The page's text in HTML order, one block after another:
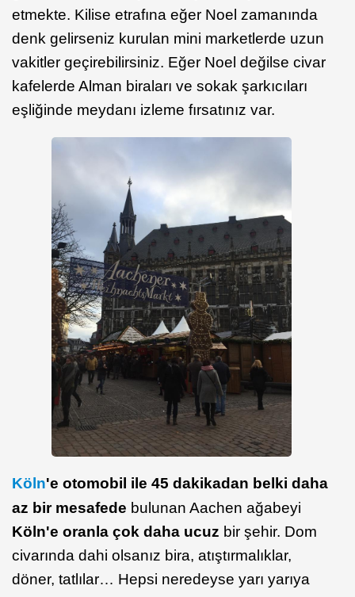
etmekte. Kilise etrafına eğer Noel zamanında
denk gelirseniz kurulan mini marketlerde uzun
vakitler geçirebilirsiniz. Eğer Noel değilse civar
kafelerde Alman biraları ve sokak şarkıcıları
eşliğinde meydanı izleme fırsatınız var.
Köln'e otomobil ile 45 dakikadan belki daha
az bir mesafede bulunan Aachen ağabeyi
Köln'e oranla çok daha ucuz bir şehir. Dom
civarında dahi olsanız bira, atıştırmalıklar,
döner, tatlılar… Hepsi neredeyse yarı yarıya